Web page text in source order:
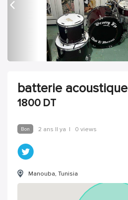
batterie acoustique
1800 DT
Bon 2 ans Il ya | 0 views
Manouba, Tunisia